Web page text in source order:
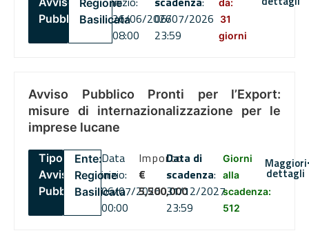
Pubblico
Regione
Basilicata26/06/2026
08:00
06/07/2026
23:59
da:
31
giorni
Avviso Pubblico Pronti per l’Export:
misure di internazionalizzazione per le
imprese lucane
Tipo:
Avviso
Pubblico
Ente:
Regione
Basilicata
Data
inizio:
06/07/2026
00:00
Importo
€
5,500,000
Data di
scadenza:
31/12/2027
23:59
Giorni
alla
scadenza:
512
Maggiori
dettagli